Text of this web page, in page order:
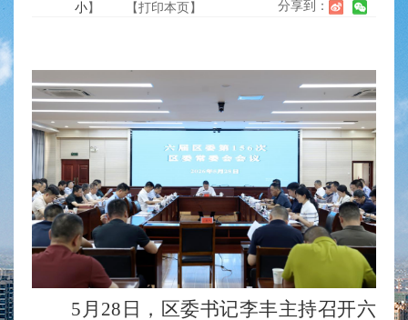
互动交流
小】 【打印本页】 分享到：
5月28日，区委书记李丰主持召开六